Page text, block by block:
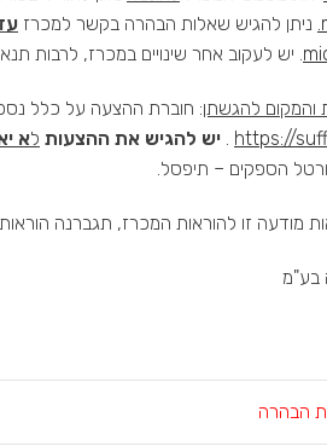
ניתן להגיש שאלות הבהרה בקשר למכרז עד
. יש לעקוב אחר שינויים במכרז, לרבות
והמקום להגשתן
https://
. יש להגיש את ההצעות לא
הספקים – תיפסל.
מודעה זו להוראות המכרז, תגברנה
בע"מ
הבהרה